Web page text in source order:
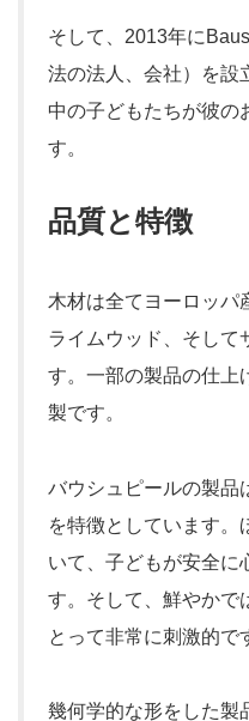
そして、2013年に
法の法人、会社）を設
中の子どもたちが彼の
す。
品質と特徴
木材は全てヨーロッパ
ライムウッド、そして
す。一部の製品の仕上
製です。
バウシュピールの製品
を特徴としています。
いて、子どもが安全に
す。そして、鮮やかで
とって非常に刺激的で
幾何学的な形をした製